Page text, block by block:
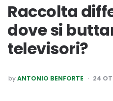
Raccolta
dove si
televisori?
POSTED
BY
byANTONIO BENFORTE 24